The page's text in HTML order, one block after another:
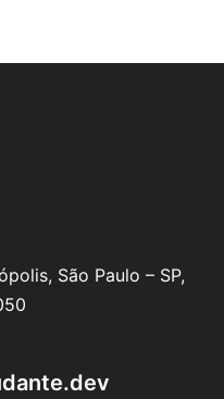
São Paulo – SP,